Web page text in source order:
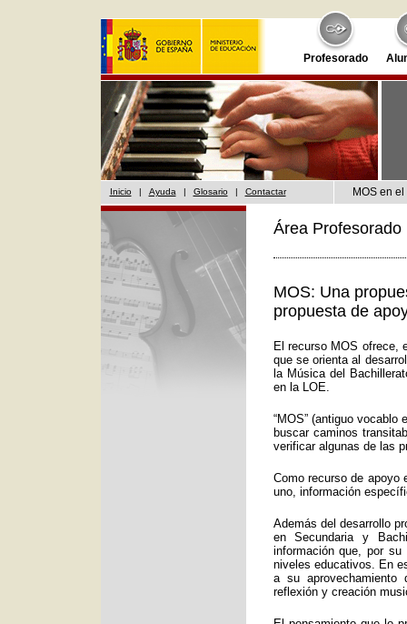
Profesorado
Inicio | Ayuda | Glosario | Contactar MOS en
Área
MOS: Una
propuesta de
El recurso MOS ofrece,
que se orienta al
la Música del
en la LOE.
“MOS” (antiguo
buscar caminos
verificar algunas de las
Como recurso de
uno, información
Además del desarrollo
en Secundaria y
información que, por
niveles educativos. En
a su aprovechamiento
reflexión y creación